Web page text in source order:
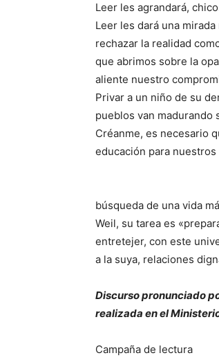
Leer les agrandará,
Leer les dará una
rechazar la realidad
que abrimos sobre la
aliente nuestro
Privar a un niño de su
pueblos van madurando
Créanme, es necesario
educación para nuestros
búsqueda de una vida
Weil, su tarea es
entretejer, con este
a la suya, relaciones
Discurso pronunciado
realizada en el
Campaña de lectura